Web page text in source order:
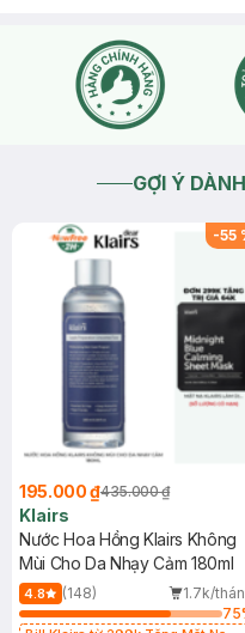
GỢI Ý
-55
195.000 ₫435.000 ₫
Klairs
Nước Hoa Hồng Klairs Không
Mùi Cho Da Nhạy Cảm 180ml
4.8 (148)
1.7k/
75